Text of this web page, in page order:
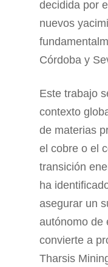
decidida por
nuevos
Córdoba y
Este trabajo
contexto
de materias
el cobre o el
transición
ha
asegurar un
autónomo de
convierte a
Tharsis